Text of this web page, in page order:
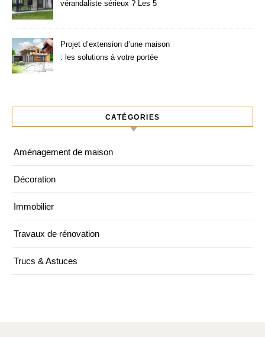
vérandaliste sérieux ? Les 5
Projet d’extension d’une maison
: les solutions à votre portée
CATÉGORIES
Aménagement de maison
Décoration
Immobilier
Travaux de rénovation
Trucs & Astuces